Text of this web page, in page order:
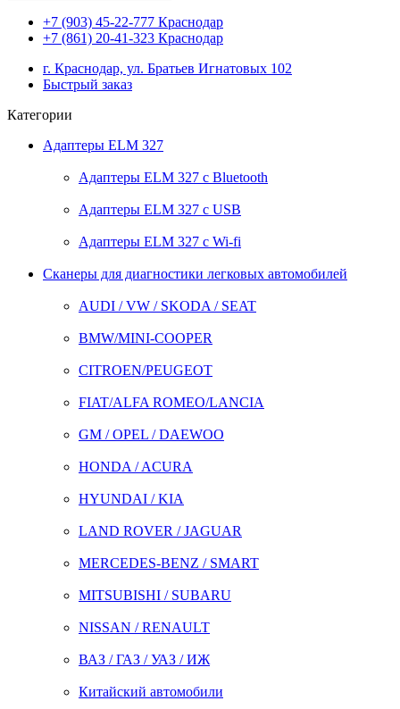
+7 (903) 45-22-777 Краснодар
+7 (861) 20-41-323 Краснодар
г. Краснодар, ул. Братьев Игнатовых 102
Быстрый заказ
Категории
Адаптеры ELM 327
Адаптеры ELM 327 с Bluetooth
Адаптеры ELM 327 с USB
Адаптеры ELM 327 с Wi-fi
Сканеры для диагностики легковых автомобилей
AUDI / VW / SKODA / SEAT
BMW/MINI-COOPER
CITROEN/PEUGEOT
FIAT/ALFA ROMEO/LANCIA
GM / OPEL / DAEWOO
HONDA / ACURA
HYUNDAI / KIA
LAND ROVER / JAGUAR
MERCEDES-BENZ / SMART
MITSUBISHI / SUBARU
NISSAN / RENAULT
ВАЗ / ГАЗ / УАЗ / ИЖ
Китайский автомобили